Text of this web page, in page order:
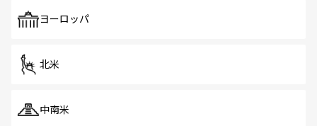
で、ホーカーズは地元の風情を楽しめる外せないスポット
ヨーロッパ
北米
中南米